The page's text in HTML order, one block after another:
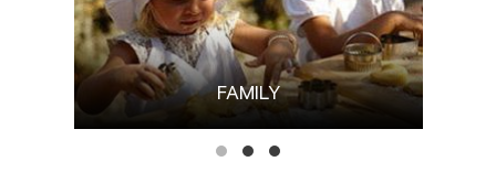
FAMILY